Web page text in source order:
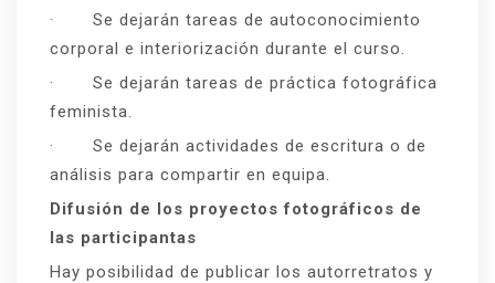
· Se dejarán tareas de autoconocimiento
corporal e interiorización durante el curso.
· Se dejarán tareas de práctica fotográfica
feminista.
· Se dejarán actividades de escritura o de
análisis para compartir en equipa.
Difusión de los proyectos fotográficos de
las participantas
Hay posibilidad de publicar los autorretratos y